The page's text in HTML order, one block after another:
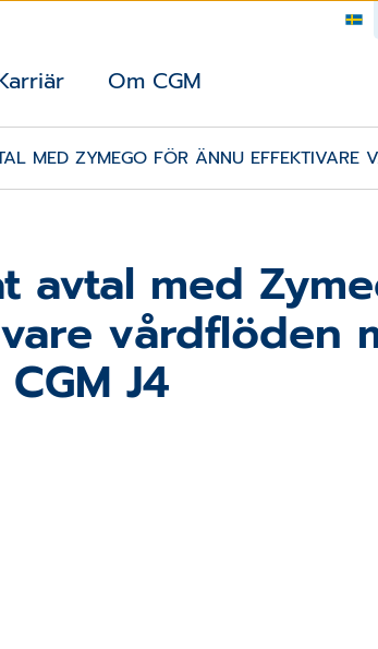
Om CGM
MED ZYMEGO FÖR ÄNNU EFFEKTIVARE
avtal med
vårdflöden
J4